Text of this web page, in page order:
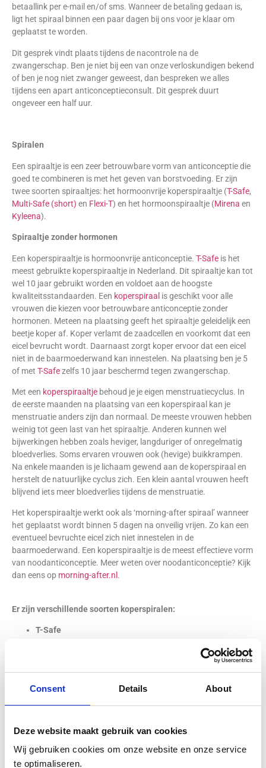
Consent Details About
Deze website maakt gebruik van cookies
Wij gebruiken cookies om onze website en onze service
te optimaliseren.
betaallink per e-mail en/of sms. Wanneer de betaling gedaan is,
ligt het spiraal binnen een paar dagen bij ons voor je klaar om
geplaatst te worden.
Dit gesprek vindt plaats tijdens de nacontrole na de
zwangerschap. Ben je niet bij een van onze verloskundigen bekend
of ben je nog niet zwanger geweest, dan bespreken we alles
tijdens een apart anticonceptieconsult. Dit gesprek duurt
ongeveer een half uur.
Spiralen
Een spiraaltje is een zeer betrouwbare vorm van anticonceptie die
goed te combineren is met het geven van borstvoeding. Er zijn
twee soorten spiraaltjes: het hormoonvrije koperspiraaltje (T-Safe,
Multi-Safe (short) en Flexi-T) en het hormoonspiraaltje (Mirena en
Kyleena).
Spiraaltje zonder hormonen
Een koperspiraaltje is hormoonvrije anticonceptie. T-Safe is het
meest gebruikte koperspiraaltje in Nederland. Dit spiraaltje kan tot
wel 10 jaar gebruikt worden en voldoet aan de hoogste
kwaliteitsstandaarden. Een koperspiraal is geschikt voor alle
vrouwen die kiezen voor betrouwbare anticonceptie zonder
hormonen. Meteen na plaatsing geeft het spiraaltje geleidelijk een
beetje koper af. Koper verlamt de zaadcellen en voorkomt dat een
eicel bevrucht wordt. Daarnaast zorgt koper ervoor dat een eicel
niet in de baarmoederwand kan innestelen. Na plaatsing ben je 5
of met T-Safezelfs 10 jaar beschermd tegen zwangerschap.
Met een koperspiraaltje behoud je je eigen menstruatiecyclus. In
de eerste maanden na plaatsing van een koperspiraal kan je
menstruatie anders zijn dan normaal. De meeste vrouwen hebben
weinig tot geen last van het spiraaltje. Anderen kunnen wel
bijwerkingen hebben zoals heviger, langduriger of onregelmatig
bloedverlies. Soms ervaren vrouwen ook (hevige) buikkrampen.
Na enkele maanden is je lichaam gewend aan de koperspiraal en
herstelt de natuurlijke cyclus zich. Een klein aantal vrouwen heeft
blijvend iets meer bloedverlies tijdens de menstruatie.
Het koperspiraaltje werkt ook als ‘morning-after spiraal’ wanneer
het geplaatst wordt binnen 5 dagen na onveilig vrijen. Zo kan een
eventueel bevruchte eicel zich niet innestelen in de
baarmoederwand. Een koperspiraaltje is de meest effectieve vorm
van noodanticonceptie. Meer weten over noodanticonceptie? Kijk
dan eens op morning-after.nl .
Er zijn verschillende soorten koperspiralen:
T-Safe
koper. Volgens het Nederlands Huisartsen Genootschap is
maar kan ook gebruikt worden tussen twee
zwangerschappen in. T-Safe is het meest gebruikte
Multi-Safe (short)
van kunststof en koper. De Multi-Safe is geschikt voor